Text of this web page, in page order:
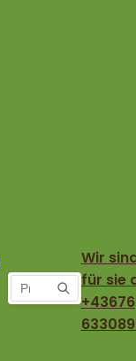
Wir
für sie
+43676